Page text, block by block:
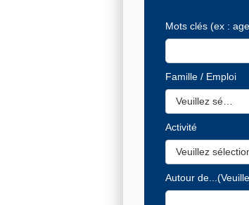
Mots clés (ex :
Famille / Emploi
Veuillez
Activité
Veuillez
Autour de...